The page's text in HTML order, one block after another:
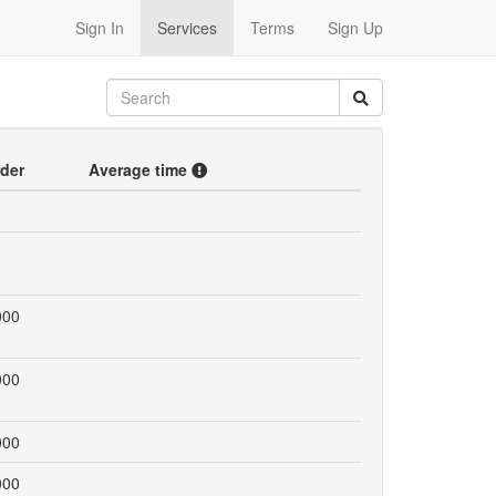
Sign In Services Terms Sign Up
Average time